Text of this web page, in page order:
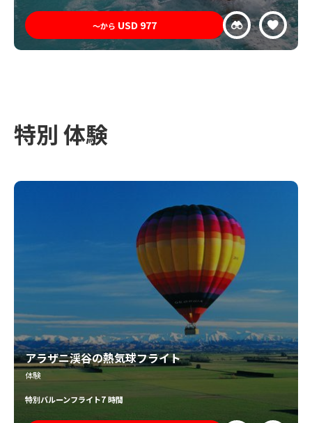
〜から USD977
特別 体験
アラザニ渓谷の熱気球フライト
体験
特別バルーンフライト7 時間